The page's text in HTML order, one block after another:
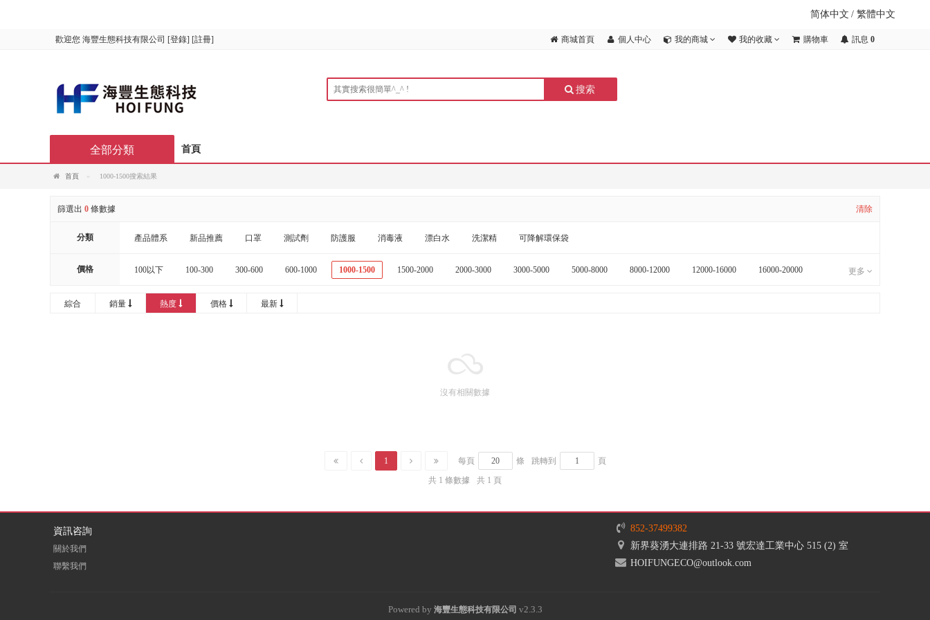
简体中文 / 繁體中文
歡迎您 海豐生態科技有限公司 [登錄] [註冊] 商城首頁 個人中心 我的商城 我的收藏 購物車 訊息 0
搜索
首頁
全部分類
首頁 1000-1500搜索結果
篩選出 0 條數據 清除
分類 產品體系 新品推薦 口罩 測試劑 防護服 消毒液 漂白水 洗潔精 可降解環保袋
價格 100以下 100-300 300-600 600-1000 1000-1500 1500-2000 2000-3000 3000-5000 5000-8000 8000-12000 12000-16000 16000-20000
20000以上
更多
綜合 銷量 熱度 價格 最新
沒有相關數據
1 每頁 條 跳轉到
頁
共 1 條數據
共 1 頁
資訊咨詢
關於我們
聯繫我們
852-37499382
新界葵湧大連排路 21-33 號宏達工業中心 515 (2) 室
HOIFUNGECO@outlook.com
Powered by 海豐生態科技有限公司 v2.3.3